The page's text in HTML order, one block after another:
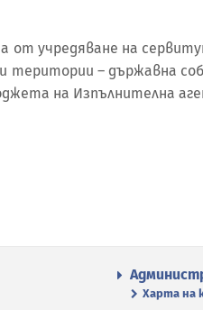
от учредяване на
територии – държавна
на Изпълнителна
Харта на